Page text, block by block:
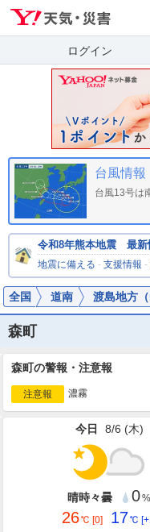
ログイン
台風情報
台風13号は
令和8年熊本地震 最新
地震に備える - 支援情報 -
全国 道南 渡島地方（
森町
森町の警報・注意報
注意報 濃霧
今日 8/6 (木)
晴時々曇 0%
26℃ [0] 17℃